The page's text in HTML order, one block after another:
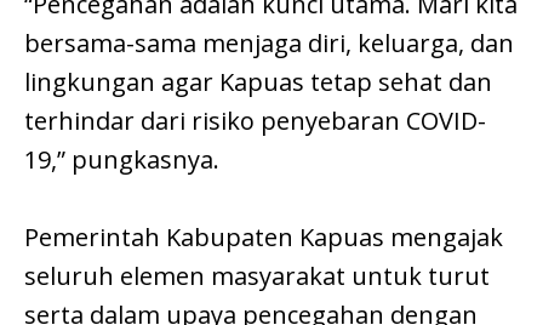
bersama-sama menjaga diri, keluarga, dan
lingkungan agar Kapuas tetap sehat dan
terhindar dari risiko penyebaran COVID-
19,” pungkasnya.
Pemerintah Kabupaten Kapuas mengajak
seluruh elemen masyarakat untuk turut
serta dalam upaya pencegahan dengan